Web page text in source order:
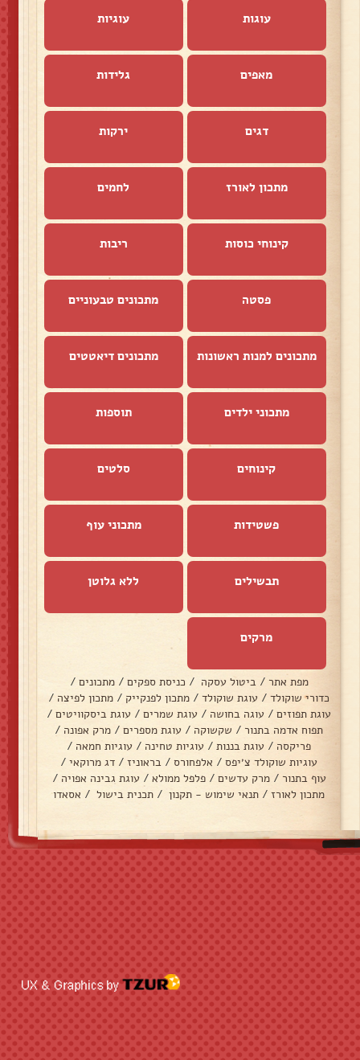
עוגות עוגיות
מאפים גלידות
דגים ירקות
מתכון לאורז לחמים
קינוחי כוסות ריבות
פסטה מתכונים טבעוניים
מתכונים למנות ראשונות מתכונים דיאטטים
מתכוני ילדים תוספות
קינוחים סלטים
פשטידות מתכוני עוף
תבשילים ללא גלוטן
מרקים
מפת אתר / ביטול עסקה / כניסת ספקים / מתכונים /
כדורי שוקולד / עוגת שוקולד / מתכון לפנקייק / מתכון לפיצה /
עוגת תפוזים / עוגה בחושה / עוגת שמרים / עוגת ביסקוויטים /
תפוח אדמה בתנור / שקשוקה / עוגת מספרים / מרק אפונה /
פריקסה / עוגת בננות / עוגיות טחינה / עוגיות חמאה /
עוגיות שוקולד צ׳יפס / אלפחורס / בראוניז / דג מרוקאי /
עוף בתנור / מרק עדשים / פלפל ממולא / עוגת גבינה אפויה /
מתכון לאורז / תנאי שימוש - תקנון / תכנית בישול / אסאדו